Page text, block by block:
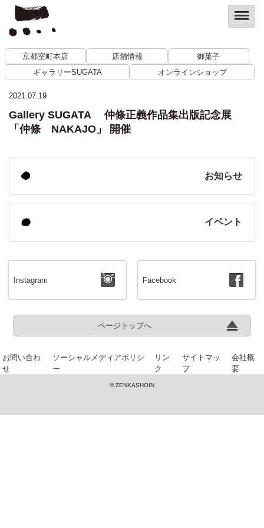
京都室町本店 店舗情報
御菓子
ギャラリーSUGATA
オンラインショップ
2021.07.19
Gallery SUGATA 仲條正義作品集出版記念展
「仲條 NAKAJO」 開催
お知らせ
イベント
Instagram Facebook
ページトップへ
お問い合わ
せ
ソーシャルメディアポリシ
ー
リン
ク
サイトマッ
プ
会社概
要
© ZENKASHOIN